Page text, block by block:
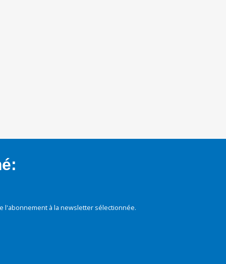
l'abonnement à la newsletter sélectionnée.